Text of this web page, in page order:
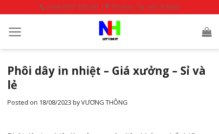
to
content
(+84) 0767 188 001 | Thủ Đức, Tp. Hồ Chí Minh
Phôi dây in nhiệt – Giá xưởng – Sỉ và
lẻ
Posted on 18/08/2023 byVƯƠNG THÔNG